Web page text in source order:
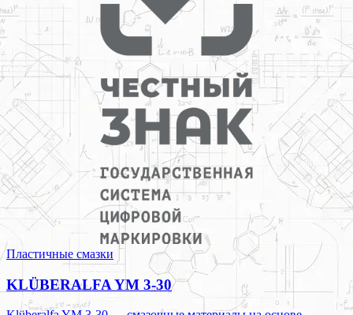
Пластичные смазки
KLÜBERALFA YM 3-30